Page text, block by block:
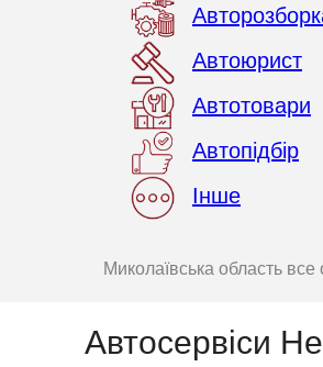
Автоюрист
Автотовари
Автопідбір
Інше
Миколаївська область
Автосервіси